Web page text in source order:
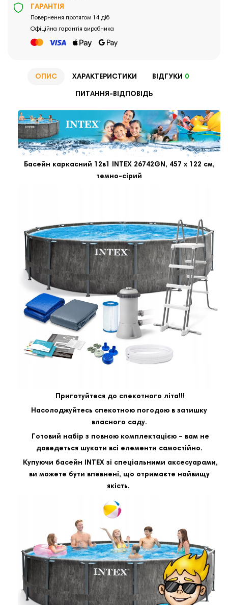
ГАРАНТІЯ
Повернення протягом 14 діб
Офіційна гарантія виробника
ОПИС ХАРАКТЕРИСТИКИ ВІДГУКИ 0
ПИТАННЯ-ВІДПОВІДЬ
Басейн каркасний 12в1 INTEX 26742GN, 457 x 122 см,
темно-сірий
Приготуйтеся до спекотного літа!!!
Насолоджуйтесь спекотною погодою в затишку
власного саду.
Готовий набір з повною комплектацією – вам не
доведеться шукати всі елементи самостійно.
Купуючи басейн INTEX зі спеціальними аксесуарами,
ви можете бути впевнені, що отримаєте найвищу
якість.